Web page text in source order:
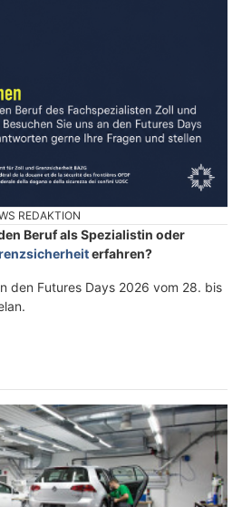
REDAKTION
Beruf als Spezialistin oder
erfahren?
den Futures Days 2026 vom 28. bis